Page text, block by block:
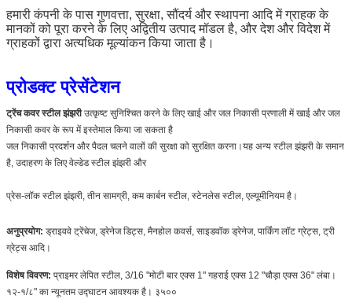
हमारी कंपनी के पास गुणवत्ता, सुरक्षा, सौंदर्य और स्थापना आदि में ग्राहक के
मानकों को पूरा करने के लिए अद्वितीय उत्पाद मॉडल है, और देश और विदेश में
ग्राहकों द्वारा अत्यधिक मूल्यांकन किया जाता है।
प्रोडक्ट प्रेसेंटेशन
ट्रेंच कवर स्टील झंझरी उत्कृष्ट सुनिश्चित करने के लिए खाई और जल निकासी प्रणाली में खाई और जल
निकासी कवर के रूप में इस्तेमाल किया जा सकता है
जल निकासी प्रदर्शन और पैदल चलने वालों की सुरक्षा को सुरक्षित करना।यह अन्य स्टील झंझरी के समान
है, उदाहरण के लिए वेल्डेड स्टील झंझरी और
प्रेस-लॉक स्टील झंझरी, तीन सामग्री, कम कार्बन स्टील, स्टेनलेस स्टील, एल्यूमीनियम है।
अनुप्रयोग: ड्राइववे ट्रेंचेज, ड्रेनेज डिट्स, मैनहोल कवर्स, साइडवॉक ड्रेनेज, पार्किंग लॉट ग्रेट्स, ट्री
ग्रेट्स आदि।
विशेष विवरण: प्राइमर लेपित स्टील, 3/16 "मोटी बार एक्स 1" गहराई एक्स 12 "चौड़ा एक्स 36" लंबा।
१२-१/८" का न्यूनतम उद्घाटन आवश्यक है। ३५००